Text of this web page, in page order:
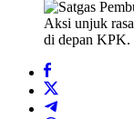
Aksi unjuk
di depan KPK.